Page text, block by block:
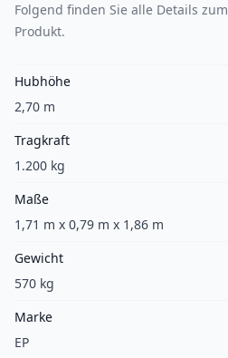
Folgend finden Sie alle Details zum
Produkt.
Hubhöhe
2,70 m
Tragkraft
1.200 kg
Maße
1,71 m x 0,79 m x 1,86 m
Gewicht
570 kg
Marke
EP